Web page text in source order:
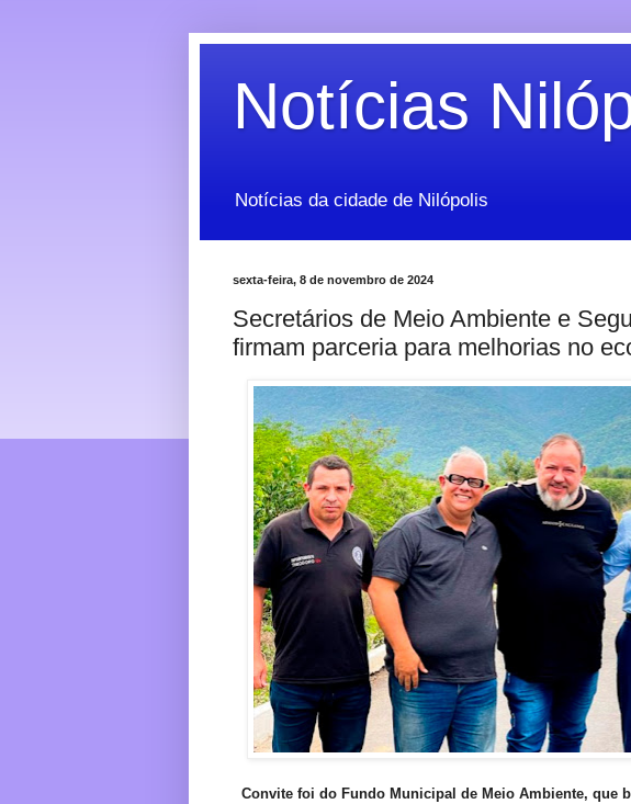
Notícias
Notícias da cidade de Nilópolis
sexta-feira, 8 de novembro de 2024
Secretários de Meio Ambiente e
firmam parceria para melhorias no
Convite foi do Fundo Municipal de Meio Ambiente, que